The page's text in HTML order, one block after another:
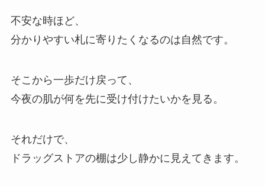
不安な時ほど、
分かりやすい札に寄りたくなるのは自然です。
そこから一歩だけ戻って、
今夜の肌が何を先に受け付けたいかを見る。
それだけで、
ドラッグストアの棚は少し静かに見えてきます。